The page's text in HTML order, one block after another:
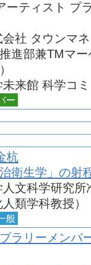
ーティスト プ
社 タウンマ
進部兼TMマ
来館 科学コ
ー
杭
衛生学」の射
人文科学研究所
類学科教授）
般
ラリーメンバ